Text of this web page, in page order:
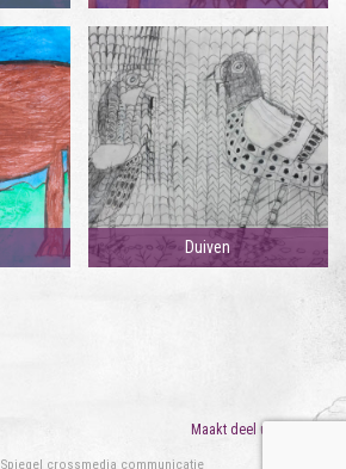
Duiven
Maakt deel uit van
Spiegel crossmedia communicatie